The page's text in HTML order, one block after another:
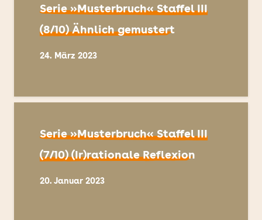
Serie »Musterbruch« Staffel III
(8/10) Ähnlich gemustert
24. März 2023
Serie »Musterbruch« Staffel III
(7/10) (Ir)rationale Reflexion
20. Januar 2023